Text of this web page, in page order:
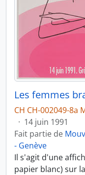
CH CH-002049-8a
· 14 juin 1991
Fait partie de
- Genève
Il s'agit d'une
papier blanc) sur